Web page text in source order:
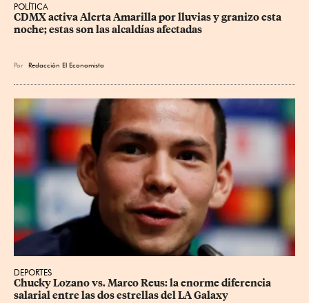
POLÍTICA
CDMX activa Alerta Amarilla por lluvias y granizo esta
noche; estas son las alcaldías afectadas
Por Redacción El Economista
DEPORTES
Chucky Lozano vs. Marco Reus: la enorme diferencia
salarial entre las dos estrellas del LA Galaxy